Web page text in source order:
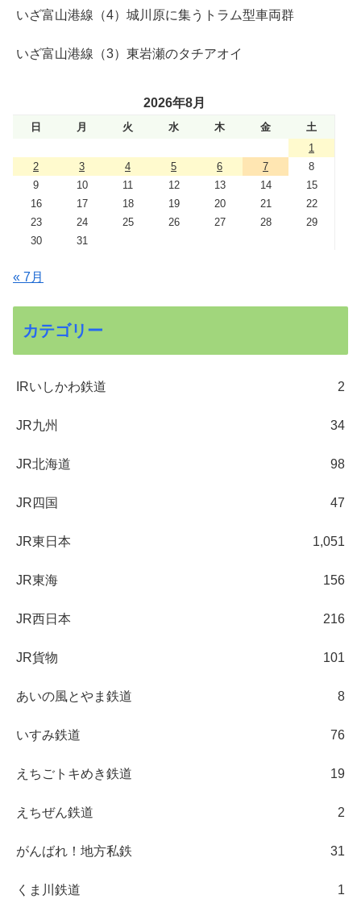
いざ富山港線（4）城川原に集うトラム型車両群
いざ富山港線（3）東岩瀬のタチアオイ
2026年8月
日 月 火 水 木 金
土
1
2
3 4 5 6 7
8
9
10 11 12 13 14
15
16
17 18 19 20 21
22
23
24 25 26 27 28
29
30
31
« 7月
カテゴリー
IRいしかわ鉄道 2
JR九州 34
JR北海道 98
JR四国 47
JR東日本 1,051
JR東海 156
JR西日本 216
JR貨物 101
あいの風とやま鉄道 8
いすみ鉄道 76
えちごトキめき鉄道 19
えちぜん鉄道 2
がんばれ！地方私鉄 31
くま川鉄道 1